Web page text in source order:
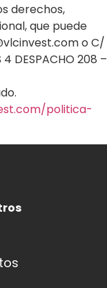
derechos,
que puede
o C/
4 DESPACHO 208 –
politica-